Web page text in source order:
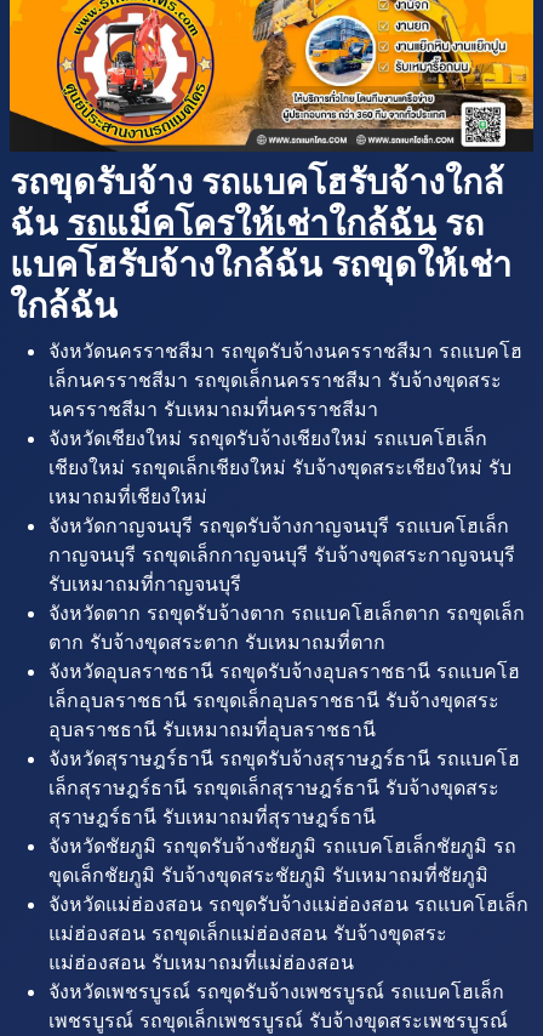
รถขุดรับจ้าง รถแบคโฮรับจ้างใกล้
ฉัน รถแม็คโครให้เช่าใกล้ฉัน รถ
แบคโฮรับจ้างใกล้ฉัน รถขุดให้เช่า
ใกล้ฉัน
จังหวัดนครราชสีมา รถขุดรับจ้างนครราชสีมา รถแบคโฮ
เล็กนครราชสีมา รถขุดเล็กนครราชสีมา รับจ้างขุดสระ
นครราชสีมา รับเหมาถมที่นครราชสีมา
จังหวัดเชียงใหม่ รถขุดรับจ้างเชียงใหม่ รถแบคโฮเล็ก
เชียงใหม่ รถขุดเล็กเชียงใหม่ รับจ้างขุดสระเชียงใหม่ รับ
เหมาถมที่เชียงใหม่
จังหวัดกาญจนบุรี รถขุดรับจ้างกาญจนบุรี รถแบคโฮเล็ก
กาญจนบุรี รถขุดเล็กกาญจนบุรี รับจ้างขุดสระกาญจนบุรี
รับเหมาถมที่กาญจนบุรี
จังหวัดตาก รถขุดรับจ้างตาก รถแบคโฮเล็กตาก รถขุดเล็ก
ตาก รับจ้างขุดสระตาก รับเหมาถมที่ตาก
จังหวัดอุบลราชธานี รถขุดรับจ้างอุบลราชธานี รถแบคโฮ
เล็กอุบลราชธานี รถขุดเล็กอุบลราชธานี รับจ้างขุดสระ
อุบลราชธานี รับเหมาถมที่อุบลราชธานี
จังหวัดสุราษฎร์ธานี รถขุดรับจ้างสุราษฎร์ธานี รถแบคโฮ
เล็กสุราษฎร์ธานี รถขุดเล็กสุราษฎร์ธานี รับจ้างขุดสระ
สุราษฎร์ธานี รับเหมาถมที่สุราษฎร์ธานี
จังหวัดชัยภูมิ รถขุดรับจ้างชัยภูมิ รถแบคโฮเล็กชัยภูมิ รถ
ขุดเล็กชัยภูมิ รับจ้างขุดสระชัยภูมิ รับเหมาถมที่ชัยภูมิ
จังหวัดแม่ฮ่องสอน รถขุดรับจ้างแม่ฮ่องสอน รถแบคโฮเล็ก
แม่ฮ่องสอน รถขุดเล็กแม่ฮ่องสอน รับจ้างขุดสระ
แม่ฮ่องสอน รับเหมาถมที่แม่ฮ่องสอน
จังหวัดเพชรบูรณ์ รถขุดรับจ้างเพชรบูรณ์ รถแบคโฮเล็ก
เพชรบูรณ์ รถขุดเล็กเพชรบูรณ์ รับจ้างขุดสระเพชรบูรณ์